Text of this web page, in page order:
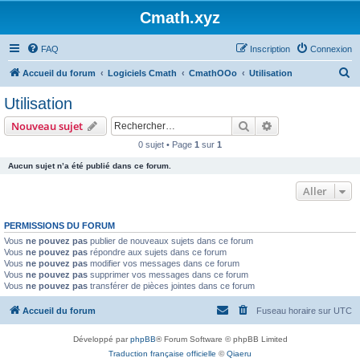
Cmath.xyz
FAQ Connexion
Inscription
Accueil du forum Logiciels Cmath CmathOOo Utilisation
Utilisation
Nouveau sujet Rechercher
0 sujet • Page 1 sur 1
Aucun sujet n’a été publié dans ce forum.
Aller
PERMISSIONS DU FORUM
Vous ne pouvez pas publier de nouveaux sujets dans ce forum
Vous ne pouvez pas répondre aux sujets dans ce forum
Vous ne pouvez pas modifier vos messages dans ce forum
Vous ne pouvez pas supprimer vos messages dans ce forum
Vous ne pouvez pas transférer de pièces jointes dans ce forum
Accueil du forum Fuseau horaire sur UTC
Développé parphpBB® Forum Software © phpBB Limited
Traduction française officielle ©Qiaeru